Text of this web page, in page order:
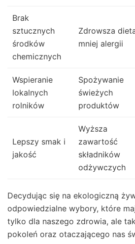
Brak
sztucznych
środków
chemicznych
Zdrowsza
mniej alergii
Wspieranie
lokalnych
rolników
Spożywanie
świeżych
produktów
Lepszy smak i
jakość
Wyższa
zawartość
składników
odżywczych
Decydując się na ekologiczną
odpowiedzialne wybory, które
tylko dla naszego zdrowia, ale
pokoleń oraz otaczającego nas